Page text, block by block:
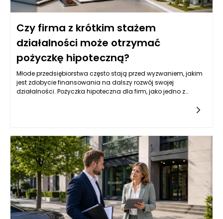
Czy firma z krótkim stażem
działalności może otrzymać
pożyczkę hipoteczną?
Młode przedsiębiorstwa często stają przed wyzwaniem, jakim
jest zdobycie finansowania na dalszy rozwój swojej
działalności. Pożyczka hipoteczna dla firm, jako jedno z
powinni zatem zrozumieć, jakie czynniki wpływają na decyzję
banków i instytucji pożyczkowych w kontekście udzielania
pożyczek hipotecznych.